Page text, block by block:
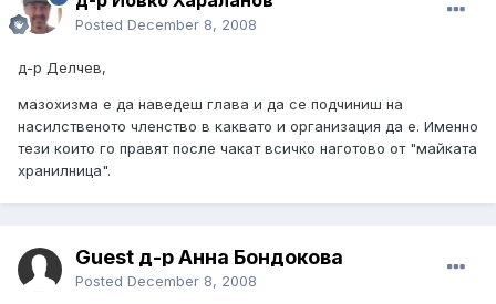
Posted December 8, 2008
д-р Делчев,
мазохизма е да наведеш глава и да се подчиниш на
насилственото членство в каквато и организация да е. Именно
тези които го правят после чакат всичко наготово от "майката
хранилница".
Guest д-р Анна Бондокова
Posted December 8, 2008